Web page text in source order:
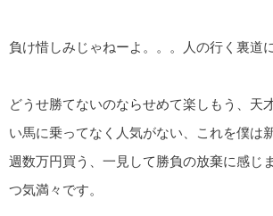
負け惜しみじゃねーよ。。。人の行く裏道
どうせ勝てないのならせめて楽しもう、天
い馬に乗ってなく人気がない、これを僕は
週数万円買う、一見して勝負の放棄に感じ
つ気満々です。